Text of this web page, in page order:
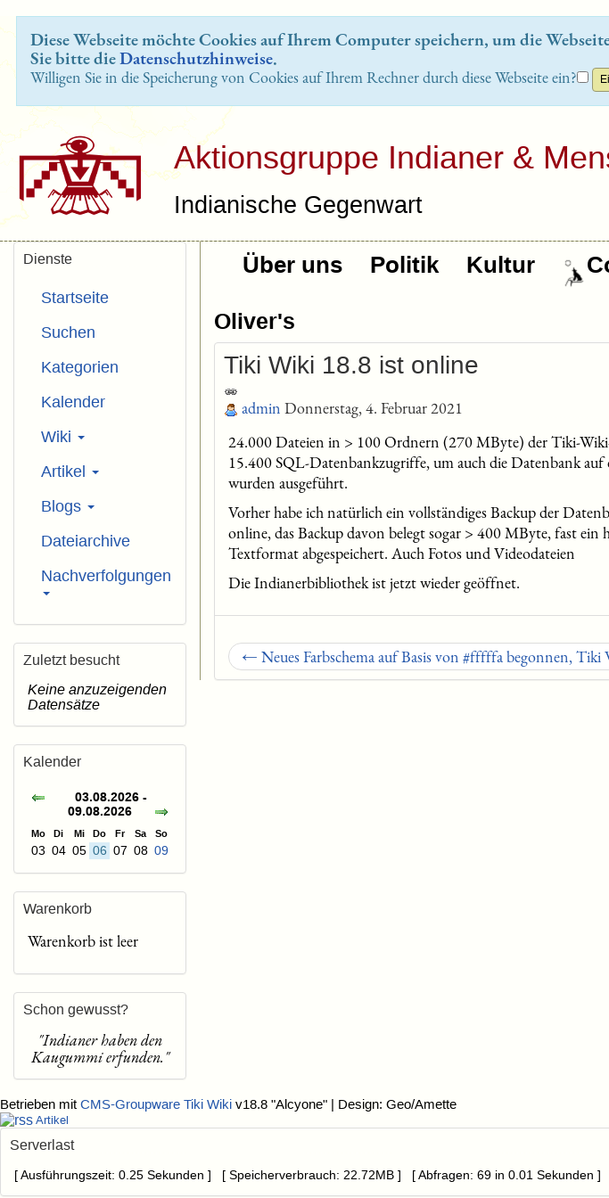
Diese Webseite möchte Cookies auf Ihrem Computer speichern, um die
Sie bitte dieDatenschutzhinweise.
Willigen Sie in die Speicherung von Cookies auf Ihrem Rechner durch diese Webseite ein?
Aktionsgruppe Indianer &
Indianische Gegenwart
Über uns Politik Kultur
Oliver's
Tiki Wiki 18.8 ist online
admin Donnerstag, 4. Februar 2021
24.000 Dateien in > 100 Ordnern (270 MByte) der Tiki-
15.400 SQL-Datenbankzugriffe, um auch die Datenbank
wurden ausgeführt.
Vorher habe ich natürlich ein vollständiges Backup der
online, das Backup davon belegt sogar > 400 MByte, fast
Textformat abgespeichert. Auch Fotos und Videodateien
Die Indianerbibliothek ist jetzt wieder geöffnet.
← Neues Farbschema auf Basis von #fffffa begonnen, Tiki
Dienste
Startseite
Suchen
Kategorien
Kalender
Wiki
Artikel
Blogs
Dateiarchive
Nachverfolgungen
Zuletzt besucht
Keine anzuzeigenden
Datensätze
Kalender
03.08.2026 -
09.08.2026
Mo Di Mi Do Fr Sa So
03 04 05 06 07 08 09
Warenkorb
Warenkorb ist leer
Schon gewusst?
"Indianer haben den
Kaugummi erfunden."
Betrieben mit CMS-Groupware Tiki Wiki v18.8 "Alcyone" | Design: Geo/Amette
Artikel
Serverlast
[ Ausführungszeit: 0.25 Sekunden ] [ Speicherverbrauch: 22.72MB ] [ Abfragen: 69 in 0.01 Sekunden ]